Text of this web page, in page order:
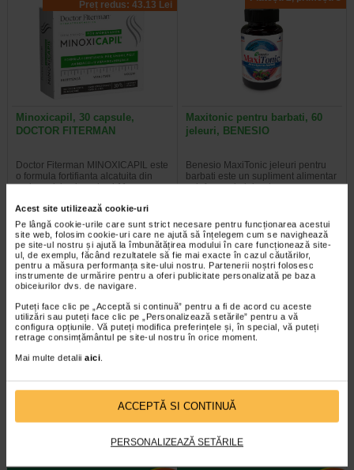
Acest site utilizează cookie-uri
Pe lângă cookie-urile care sunt strict necesare pentru funcționarea acestui
site web, folosim cookie-uri care ne ajută să înțelegem cum se navighează
pe site-ul nostru și ajută la îmbunătățirea modului în care funcționează site-
ul, de exemplu, făcând rezultatele să fie mai exacte în cazul căutărilor,
pentru a măsura performanța site-ului nostru. Partenerii noștri folosesc
instrumente de urmărire pentru a oferi publicitate personalizată pe baza
obiceiurilor dvs. de navigare.
Puteți face clic pe „Acceptă si continuă” pentru a fi de acord cu aceste
utilizări sau puteți face clic pe „Personalizează setările” pentru a vă
configura opțiunile. Vă puteți modifica preferințele și, în special, vă puteți
retrage consimțământul pe site-ul nostru în orice moment.
Mai multe detalii aici.
ACCEPTĂ SI CONTINUĂ
PERSONALIZEAZĂ SETĂRILE
Preț redus: 43.13 Lei
Minoxicapil, 30 capsule,
DOCTOR FITERMAN
Doctor Fiterman MINOXICAPIL este
o formula fortifianta alcatuita din
aminoacizi, minerale si 11…
Maxitonic pentru barbati, 60
jeleuri, BENESIO
Benesio MaxiTonic jeleuri pentru
barbati este un supliment alimentar
sub forma de jeleuri cu aroma…
Plătești 2, primești 3
Maxitonic pentru femei, 60
jeleuri, BENESIO
femei este un supliment alimentar
sub forma de jeleuri cu aroma…
Plătești 2, primești 3
COLAGEN + Vit C, Zinc si
Biotina, 20 comprimate…
Zinc si Biotina este un supliment
alimentar sub forma de…